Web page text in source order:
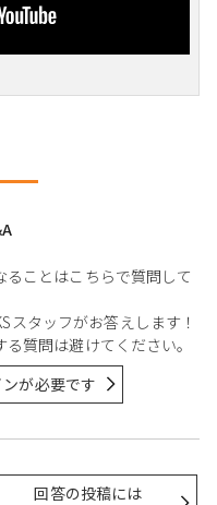
ことはこちらで質問して
スタッフがお答えします！
質問は避けてください。
が必要です
回答の投稿には